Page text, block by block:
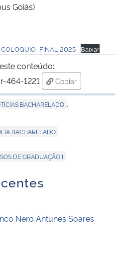
Goiás)
COLOQUIO_FINAL 2025 Baixar
conteúdo:
464-1221
Copiar
para área de
BACHARELADO
BACHARELADO
DE GRADUAÇÃO I
Nero Antunes Soares